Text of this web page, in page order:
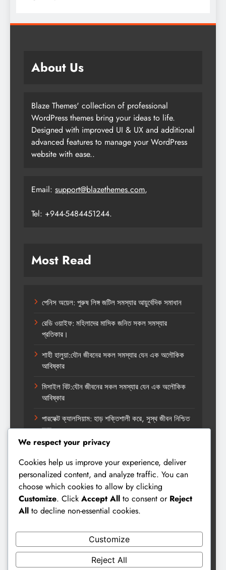
About Us
Blaze Themes' collection of professional
WordPress themes bring your ideas to life.
Designed with improved UI & UX and additional
advanced features to manage your WordPress
website with ease..
Email: support@blazethemes.com,
Tel: +944-5484451244.
Most Read
পেনিস অয়েল: পুরুষ লিঙ্গ জটিল সমস্যার আয়ুর্বেদিক সমাধান
রেডি ওয়াইফ: মহিলাদের মাসিক জনিত সকল সমস্যার
প্রতিকার।
শাহী হালুয়া:যৌন জীবনের সকল সমস্যার যেন এক অলৌকিক
আবিষ্কার
মিসাইল বিট:যৌন জীবনের সকল সমস্যার যেন এক অলৌকিক
আবিষ্কার
পারফেক্ট ক্যালসিয়াম: হাড় শক্তিশালী করে, সুস্থ জীবন নিশ্চিত
করে
Categories
We respect your privacy
Cookies help us improve your experience, deliver
personalized content, and analyze traffic. You can
choose which cookies to allow by clicking
Customize. Click Accept All to consent or Reject
All to decline non-essential cookies.
Customize
Reject All